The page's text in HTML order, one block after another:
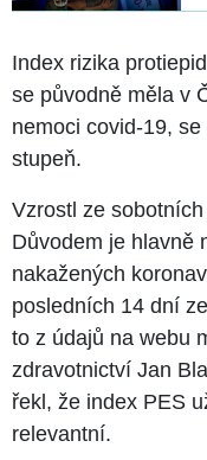
Index rizika
se původně měla v
nemoci covid-19,
stupeň.
Vzrostl ze
Důvodem je hlavně
nakažených
posledních 14 dní
to z údajů na webu
zdravotnictví Jan
řekl, že index PES
relevantní.